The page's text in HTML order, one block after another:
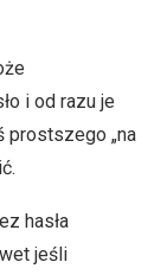
i od razu je
prostszego „na
hasła
jeśli